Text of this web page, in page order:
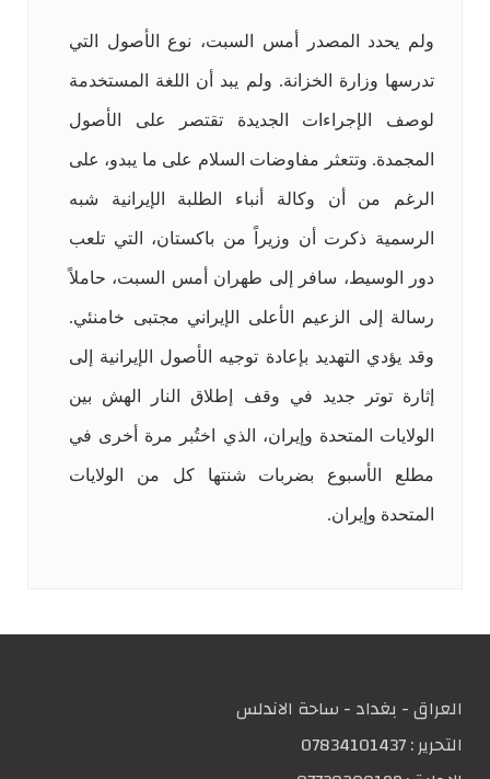
ولم يحدد المصدر أمس السبت، نوع الأصول التي
تدرسها وزارة الخزانة. ولم يبد أن اللغة المستخدمة
لوصف الإجراءات الجديدة تقتصر على الأصول
المجمدة. وتتعثر مفاوضات السلام على ما يبدو، على
الرغم من أن وكالة أنباء الطلبة الإيرانية شبه
الرسمية ذكرت أن وزيراً من باكستان، التي تلعب
دور الوسيط، سافر إلى طهران أمس السبت، حاملاً
رسالة إلى الزعيم الأعلى الإيراني مجتبى خامنئي.
وقد يؤدي التهديد بإعادة توجيه الأصول الإيرانية إلى
إثارة توتر جديد في وقف إطلاق النار الهش بين
الولايات المتحدة وإيران، الذي اختُبر مرة أخرى في
مطلع الأسبوع بضربات شنتها كل من الولايات
المتحدة وإيران.
العراق - بغداد - ساحة الاندلس
التحریر :07834101437